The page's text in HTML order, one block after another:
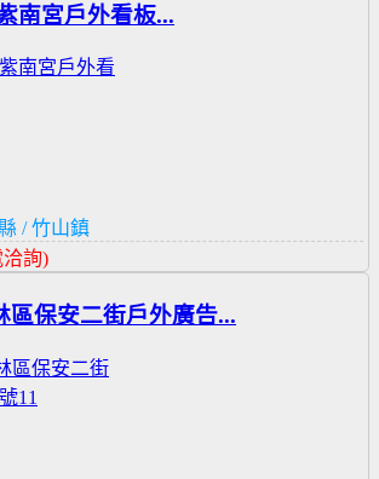
南宮戶外看板...
/ 竹山鎮
詢)
區保安二街戶外廣告...